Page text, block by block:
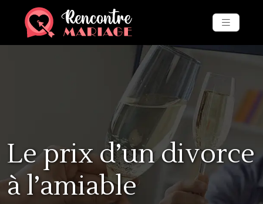
Le prix d’un divorce
à l’amiable